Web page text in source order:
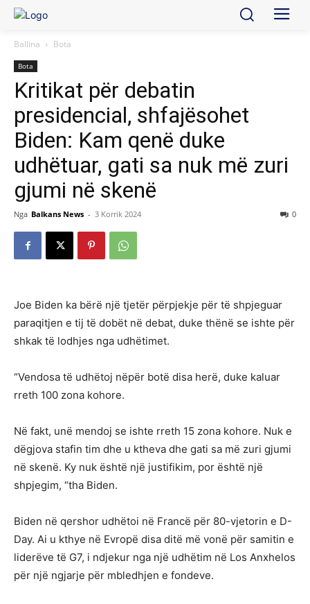
Ballina Bota
Bota
Kritikat për debatin
presidencial, shfajësohet
Biden: Kam qenë duke
udhëtuar, gati sa nuk më zuri
gjumi në skenë
Nga Balkans News - 3 Korrik 2024 0
Joe Biden ka bërë një tjetër përpjekje për të shpjeguar
paraqitjen e tij të dobët në debat, duke thënë se ishte për
shkak të lodhjes nga udhëtimet.
“Vendosa të udhëtoj nëpër botë disa herë, duke kaluar
rreth 100 zona kohore.
Në fakt, unë mendoj se ishte rreth 15 zona kohore. Nuk e
dëgjova stafin tim dhe u ktheva dhe gati sa më zuri gjumi
në skenë. Ky nuk është një justifikim, por është një
shpjegim, “tha Biden.
Biden në qershor udhëtoi në Francë për 80-vjetorin e D-
Day. Ai u kthye në Evropë disa ditë më vonë për samitin e
liderëve të G7, i ndjekur nga një udhëtim në Los Anxhelos
për një ngjarje për mbledhjen e fondeve.